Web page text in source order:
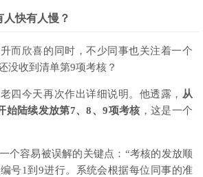
快有人慢？
而欣喜的同时，不少同事也关注着一个
没收到清单第9项考核？
四今天再次作出详细说明。他透露， 从
始陆续发放第7、8、9项考核，这是一个
个容易被误解的关键点：“考核的发放顺
号1到9进行。系统会根据每位同事的准